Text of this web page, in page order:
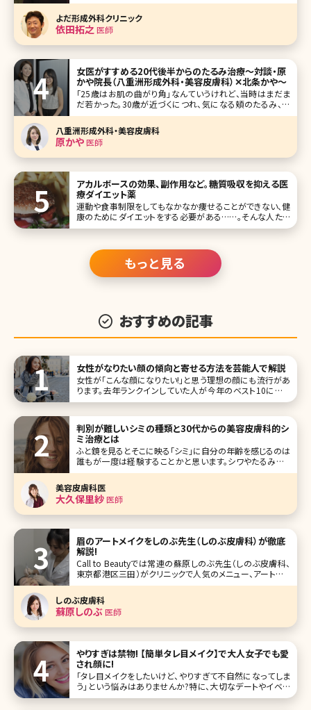
間には薄毛で悩んでいる男性がまだまだたくさんいます。残
念ながら、AGAの治療薬であるフィナステリドはすべての人
に効果をもたらしてく
よだ形成外科クリニック
依田拓之医師
女医がすすめる20代後半からのたるみ治療〜対談・原
かや院長（八重洲形成外科・美容皮膚科）✕北条かや〜
「25歳はお肌の曲がり角」なんていうけれど、当時はまだま
だ若かった。30歳が近づくにつれ、気になる頬のたるみ、毛
穴、目元……。アンチエイジングを始めるにはまだ早い気が
するけれど、どんなケアをすればいいの?美容皮膚科・外科っ
て怖くない?そんな疑問を解決すべく、八重洲形成外科・美容
皮膚科院長の原かや
八重洲形成外科・美容皮膚科
原かや医師
アカルボースの効果、副作用など。糖質吸収を抑える医
療ダイエット薬
運動や食事制限をしてもなかなか痩せることができない、健
康のためにダイエットをする必要がある……。そんな人たち
にオススメのメディカルダイエット。食欲抑制効果のあるサノ
イエット効果をもたら
もっと見る
おすすめの記事
女性がなりたい顔の傾向と寄せる方法を芸能人で解説
女性が「こんな顔になりたい!」と思う理想の顔にも流行があ
ります。去年ランクインしていた人が今年のベスト10に入っ
ていなかった……ということもよくあるようですが、現在では
ラエティ番組『金曜☆ロンドンハーツ』で紹介された2017年
なりたい顔GP
判別が難しいシミの種類と30代からの美容皮膚科的シ
ミ治療とは
ふと鏡を見るとそこに映る「シミ」に自分の年齢を感じるのは
誰もが一度は経験することかと思います。シワやたるみより
自分自身で1番気になるところはシミだと言われています。
シミがあるだけで隠すためにメイクの時間もかかり、憂鬱な
気持ちになった方も多いのではないでしょうか?今回は、そん
な年齢を感じるシミについ
美容皮膚科医
大久保里紗医師
眉のアートメイクをしのぶ先生（しのぶ皮膚科）が徹底
解説!
Call to Beautyでは常連の蘇原しのぶ先生（しのぶ皮膚科、
東京都港区三田）がクリニックで人気のメニュー、アートメイ
クについて詳しく解説してくれました。 朝眉を描く時間がな
い、すっぴんでもしっかりした眉が欲しい、そもそも形がわか
らない……そんな女子がブチ当たるお悩みにしのぶ先生が
出した答え
しのぶ皮膚科
蘇原しのぶ医師
やりすぎは禁物! 【簡単タレ目メイク】で大人女子でも愛
され顔に!
「タレ目メイクをしたいけど、やりすぎて不自然になってしま
う」という悩みはありませんか?特に、大切なデートやイベン
トの日にメイクが失敗するのは避けたいですよね。そこで、今